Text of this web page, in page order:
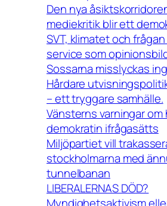
Den nya
mediekritik blir ett
SVT, klimatet och
service som
Sossarna misslyckas
Hårdare
– ett tryggare samhälle.
Vänsterns varningar
demokratin ifrågasätts
Miljöpartiet vill
stockholmarna med
tunnelbanan
LIBERALERNAS DÖD?
Myndighetsaktivism